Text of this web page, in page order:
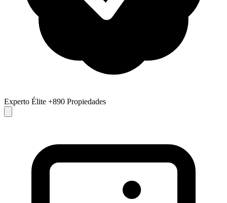
Experto Élite +890 Propiedades